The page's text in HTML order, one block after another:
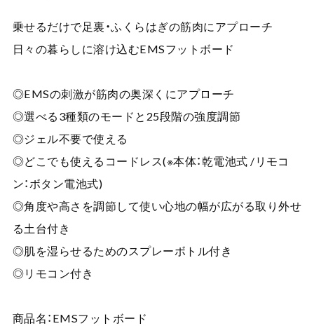
乗せるだけで足裏・ふくらはぎの筋肉にアプローチ
日々の暮らしに溶け込むEMSフットボード
◎EMSの刺激が筋肉の奥深くにアプローチ
◎選べる3種類のモードと25段階の強度調節
◎ジェル不要で使える
◎どこでも使えるコードレス(※本体：乾電池式 /リモコ
ン：ボタン電池式)
◎角度や高さを調節して使い心地の幅が広がる取り外せ
る土台付き
◎肌を湿らせるためのスプレーボトル付き
◎リモコン付き
商品名：EMSフットボード